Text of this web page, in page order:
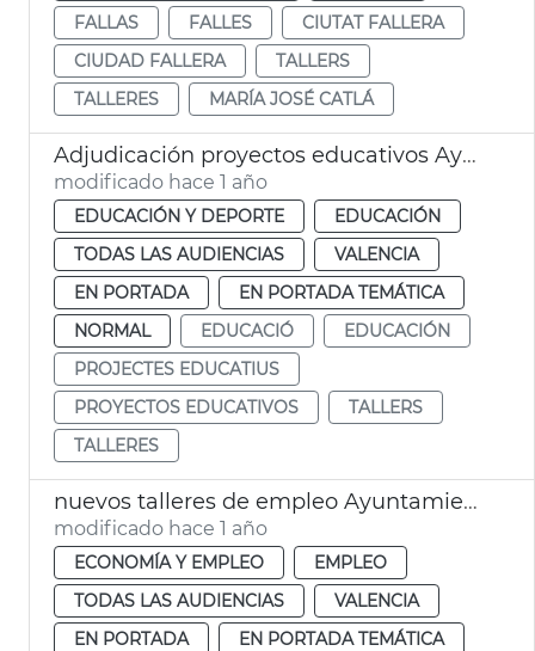
FALLAS
FALLES
CIUTAT FALLERA
CIUDAD FALLERA
TALLERS
TALLERES
MARÍA JOSÉ CATLÁ
Adjudicación proyectos educativos Ayuntamiento València
modificado hace 1 año
EDUCACIÓN Y DEPORTE
EDUCACIÓN
TODAS LAS AUDIENCIAS
VALENCIA
EN PORTADA
EN PORTADA TEMÁTICA
NORMAL
EDUCACIÓ
EDUCACIÓN
PROJECTES EDUCATIUS
PROYECTOS EDUCATIVOS
TALLERS
TALLERES
nuevos talleres de empleo Ayuntamiento València
modificado hace 1 año
ECONOMÍA Y EMPLEO
EMPLEO
TODAS LAS AUDIENCIAS
VALENCIA
EN PORTADA
EN PORTADA TEMÁTICA